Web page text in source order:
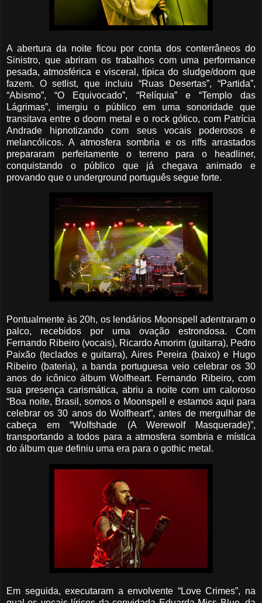
A abertura da noite ficou por conta dos conterrâneos do
Sinistro, que abriram os trabalhos com uma performance
pesada, atmosférica e visceral, típica do sludge/doom que
fazem. O setlist, que incluiu “Ruas Desertas”, “Partida”,
“Abismo”, “O Equivocado”, “Relíquia” e “Templo das
Lágrimas”, imergiu o público em uma sonoridade que
transitava entre o doom metal e o rock gótico, com Patrícia
Andrade hipnotizando com seus vocais poderosos e
melancólicos. A atmosfera sombria e os riffs arrastados
prepararam perfeitamente o terreno para o headliner,
conquistando o público que já chegava animado e
provando que o underground português segue forte.
Pontualmente às 20h, os lendários Moonspell adentraram o
palco, recebidos por uma ovação estrondosa. Com
Fernando Ribeiro (vocais), Ricardo Amorim (guitarra), Pedro
Paixão (teclados e guitarra), Aires Pereira (baixo) e Hugo
Ribeiro (bateria), a banda portuguesa veio celebrar os 30
anos do icônico álbum Wolfheart. Fernando Ribeiro, com
sua presença carismática, abriu a noite com um caloroso
“Boa noite, Brasil, somos o Moonspell e estamos aqui para
celebrar os 30 anos do Wolfheart”, antes de mergulhar de
cabeça em “Wolfshade (A Werewolf Masquerade)”,
transportando a todos para a atmosfera sombria e mística
do álbum que definiu uma era para o gothic metal.
Em seguida, executaram a envolvente “Love Crimes”, na